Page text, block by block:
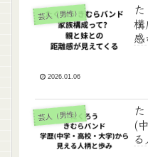
芸人（男性）
2026.01.06
芸人（男性）
(